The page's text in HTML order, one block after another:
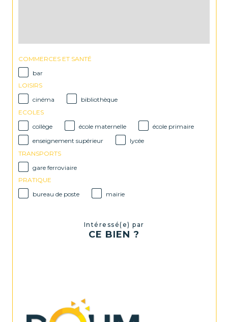
COMMERCES ET SANTÉ
bar
LOISIRS
cinéma
bibliothèque
ECOLES
collège
école maternelle
école primaire
enseignement supérieur
lycée
TRANSPORTS
gare ferroviaire
PRATIQUE
bureau de poste
mairie
Intéressé(e) par
CE BIEN ?